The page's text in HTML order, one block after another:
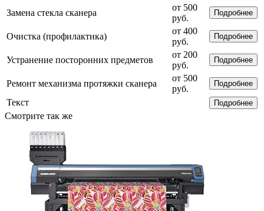
Замена стекла сканера
от 500
руб.
Подробнее
Очистка (профилактика)
от 400
руб.
Подробнее
Устранение посторонних предметов
от 200
руб.
Подробнее
Ремонт механизма протяжки сканера
от 500
руб.
Подробнее
Текст Подробнее
Смотрите так же